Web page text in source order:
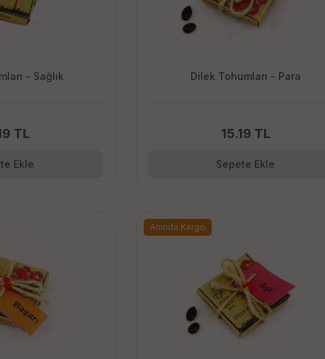
- Sağlık
TL
Ekle
Dilek Tohumları - Para
15.19 TL
Sepete Ekle
Anında Kargo